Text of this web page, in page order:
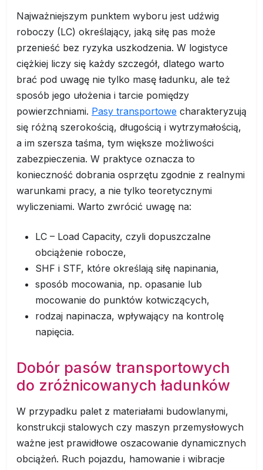
Najważniejszym punktem wyboru jest udźwig
roboczy (LC) określający, jaką siłę pas może
przenieść bez ryzyka uszkodzenia. W logistyce
ciężkiej liczy się każdy szczegół, dlatego warto
brać pod uwagę nie tylko masę ładunku, ale też
sposób jego ułożenia i tarcie pomiędzy
powierzchniami. Pasy transportowe charakteryzują
się różną szerokością, długością i wytrzymałością,
a im szersza taśma, tym większe możliwości
zabezpieczenia. W praktyce oznacza to
konieczność dobrania osprzętu zgodnie z realnymi
warunkami pracy, a nie tylko teoretycznymi
wyliczeniami. Warto zwrócić uwagę na:
LC – Load Capacity, czyli dopuszczalne
obciążenie robocze,
SHF i STF, które określają siłę napinania,
sposób mocowania, np. opasanie lub
mocowanie do punktów kotwiczących,
rodzaj napinacza, wpływający na kontrolę
napięcia.
Dobór pasów transportowych
do zróżnicowanych ładunków
W przypadku palet z materiałami budowlanymi,
konstrukcji stalowych czy maszyn przemysłowych
ważne jest prawidłowe oszacowanie dynamicznych
obciążeń. Ruch pojazdu, hamowanie i wibracje